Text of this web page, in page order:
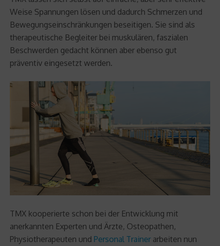
Weise Spannungen lösen und dadurch Schmerzen und
Bewegungseinschränkungen beseitigen. Sie sind als
therapeutische Begleiter bei muskulären, faszialen
Beschwerden gedacht können aber ebenso gut
präventiv eingesetzt werden.
TMX kooperierte schon bei der Entwicklung mit
anerkannten Experten und Ärzte, Osteopathen,
Physiotherapeuten und Personal Trainer arbeiten nun